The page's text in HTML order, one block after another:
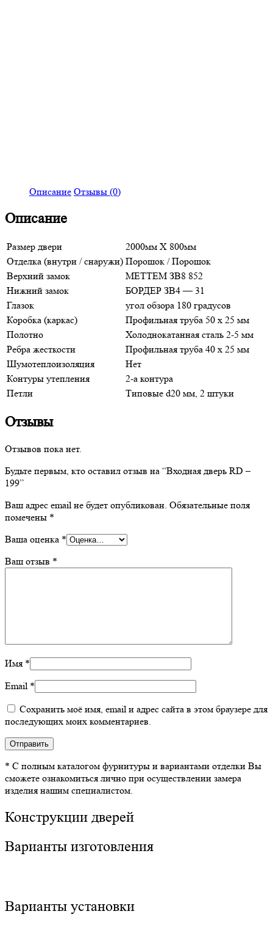
Описание Отзывы (0)
Описание
Размер двери
2000мм Х 800мм
Отделка (внутри / снаружи) Порошок / Порошок
Верхний замок
МЕТТЕМ ЗВ8 852
Нижний замок
БОРДЕР ЗВ4 — 31
Глазок
угол обзора 180 градусов
Коробка (каркас)
Профильная труба 50 х 25 мм
Полотно
Холоднокатанная сталь 2-5 мм
Ребра жесткости
Профильная труба 40 х 25 мм
Шумотеплоизоляция
Нет
Контуры утепления
2-а контура
Петли
Типовые d20 мм, 2 штуки
Отзывы
Отзывов пока нет.
Будьте первым, кто оставил отзыв на “Входная дверь RD –
199”
Ваш адрес email не будет опубликован. Обязательные поля
помечены *
Ваша оценка *
Ваш отзыв *
Имя *
Email *
Сохранить моё имя, email и адрес сайта в этом браузере для
последующих моих комментариев.
* С полным каталогом фурнитуры и вариантами отделки Вы
сможете ознакомиться лично при осуществлении замера
изделия нашим специалистом.
Конструкции дверей
Варианты изготовления
Варианты установки